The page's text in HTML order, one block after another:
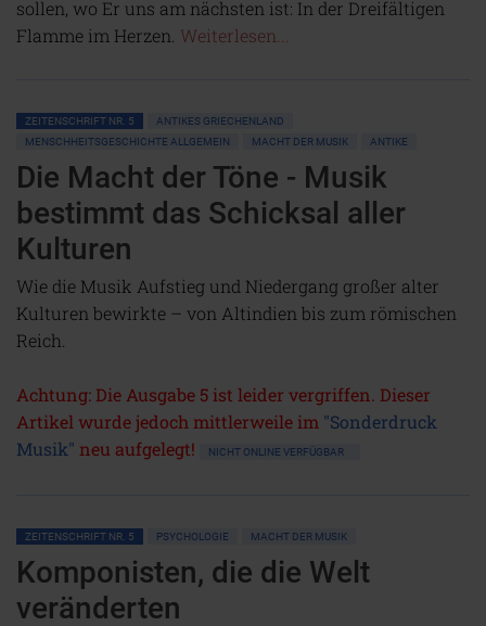
sollen, wo Er uns am nächsten ist: In der Dreifältigen
Flamme im Herzen. Weiterlesen...
ZEITENSCHRIFT NR. 5
ANTIKES GRIECHENLAND
MENSCHHEITSGESCHICHTE ALLGEMEIN
MACHT DER MUSIK ANTIKE
Die Macht der Töne - Musik
bestimmt das Schicksal aller
Kulturen
Wie die Musik Aufstieg und Niedergang großer alter
Kulturen bewirkte – von Altindien bis zum römischen
Reich.
Achtung: Die Ausgabe 5 ist leider vergriffen. Dieser
Artikel wurde jedoch mittlerweile im "Sonderdruck
Musik" neu aufgelegt! NICHT ONLINE VERFÜGBAR
ZEITENSCHRIFT NR. 5 PSYCHOLOGIE MACHT DER MUSIK
Komponisten, die die Welt
veränderten